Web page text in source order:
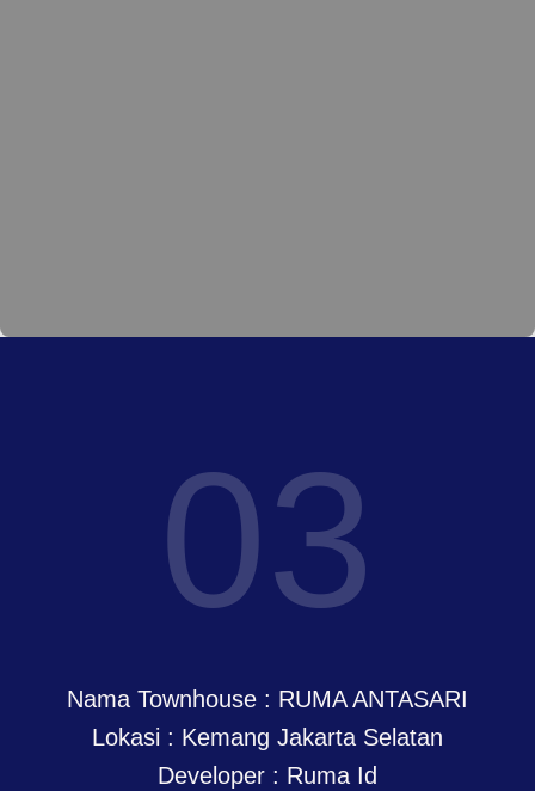
03
Nama Townhouse : RUMA ANTASARI
Lokasi : Kemang Jakarta Selatan
Developer : Ruma Id